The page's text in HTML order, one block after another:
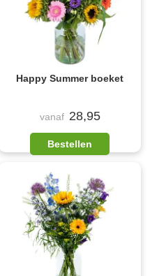
Happy Summer boeket
vanaf 28,95
Bestellen